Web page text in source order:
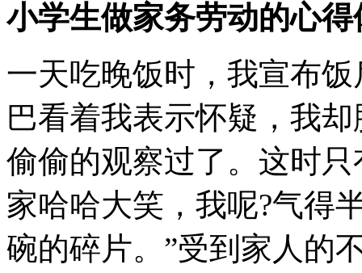
小学生做家务劳动的心得
一天吃晚饭时，我宣布
巴看着我表示怀疑，我
偷偷的观察过了。这时
家哈哈大笑，我呢?气得
碗的碎片。”受到家人的